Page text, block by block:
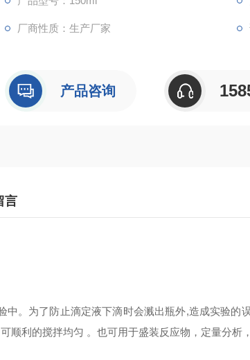
厂商性质：生产厂家
产品咨询
言
中。为了防止滴定液下滴时会溅出瓶外,造成实验的
顺利的搅拌均匀 。也可用于盛装反应物，定量分析